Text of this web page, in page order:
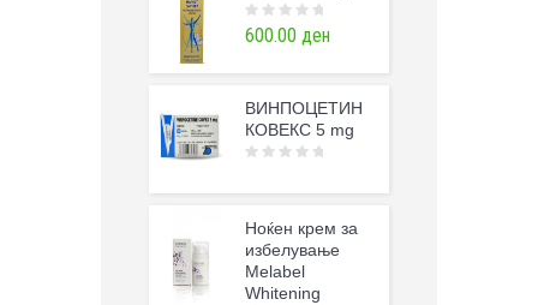
0
o
5
600.00 ден
ВИНПОЦЕТИН
КОВЕКС 5 mg
o
f
5
Ноќен крем за
избелување
Melabel
Whitening